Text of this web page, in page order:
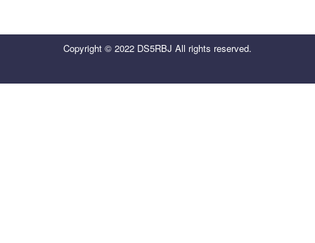
Copyright © 2022 DS5RBJ All rights reserved.